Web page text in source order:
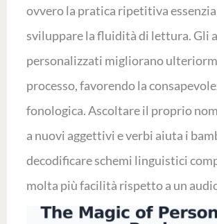
ovvero la pratica ripetitiva
sviluppare la fluidità di lettura. Gli
personalizzati migliorano
processo, favorendo la
fonologica. Ascoltare il proprio
a nuovi aggettivi e verbi aiuta i
decodificare schemi linguistici
molta più facilità rispetto a un